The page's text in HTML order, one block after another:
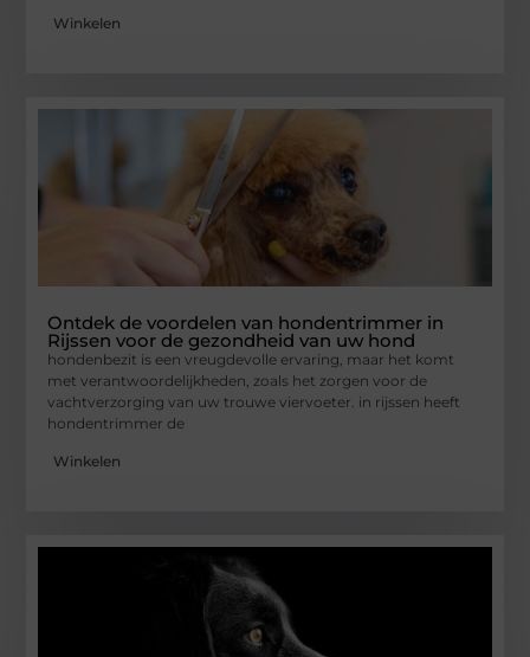
Winkelen
Ontdek de voordelen van hondentrimmer in
Rijssen voor de gezondheid van uw hond
hondenbezit is een vreugdevolle ervaring, maar het komt
met verantwoordelijkheden, zoals het zorgen voor de
vachtverzorging van uw trouwe viervoeter. in rijssen heeft
hondentrimmer de
Winkelen